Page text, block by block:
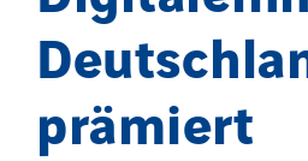
prämiert